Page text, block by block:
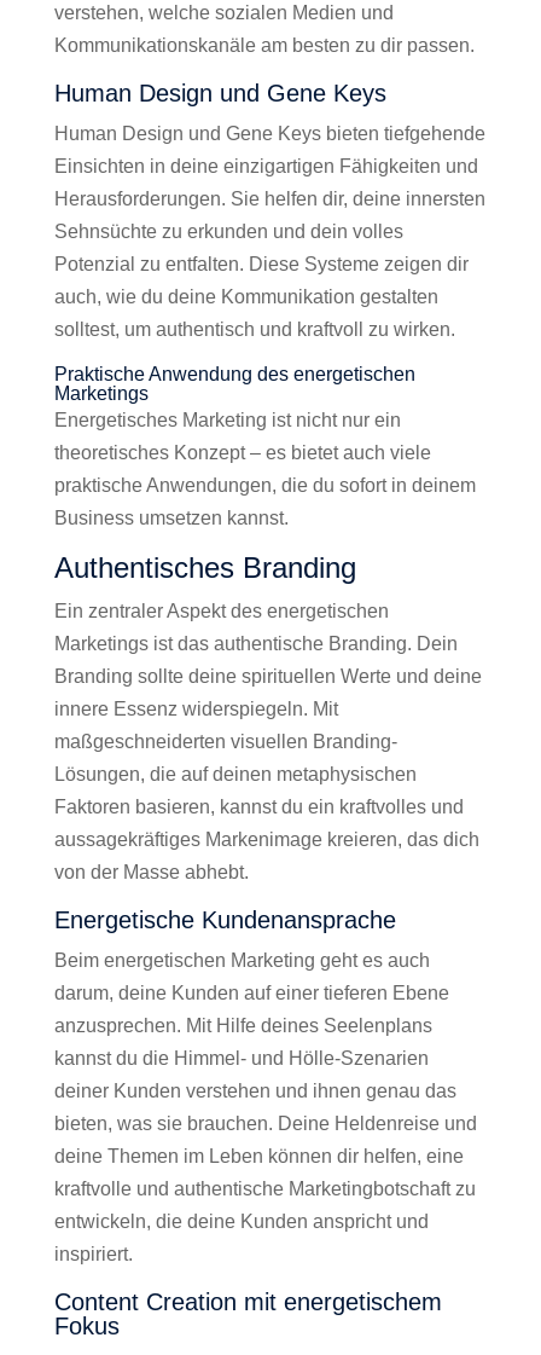
verstehen, welche sozialen Medien und
Kommunikationskanäle am besten zu dir passen.
Human Design und Gene Keys
Human Design und Gene Keys bieten tiefgehende
Einsichten in deine einzigartigen Fähigkeiten und
Herausforderungen. Sie helfen dir, deine innersten
Sehnsüchte zu erkunden und dein volles
Potenzial zu entfalten. Diese Systeme zeigen dir
auch, wie du deine Kommunikation gestalten
solltest, um authentisch und kraftvoll zu wirken.
Praktische Anwendung des energetischen
Marketings
Energetisches Marketing ist nicht nur ein
theoretisches Konzept – es bietet auch viele
praktische Anwendungen, die du sofort in deinem
Business umsetzen kannst.
Authentisches Branding
Ein zentraler Aspekt des energetischen
Marketings ist das authentische Branding. Dein
Branding sollte deine spirituellen Werte und deine
innere Essenz widerspiegeln. Mit
maßgeschneiderten visuellen Branding-
Lösungen, die auf deinen metaphysischen
Faktoren basieren, kannst du ein kraftvolles und
aussagekräftiges Markenimage kreieren, das dich
von der Masse abhebt.
Energetische Kundenansprache
Beim energetischen Marketing geht es auch
darum, deine Kunden auf einer tieferen Ebene
anzusprechen. Mit Hilfe deines Seelenplans
kannst du die Himmel- und Hölle-Szenarien
deiner Kunden verstehen und ihnen genau das
bieten, was sie brauchen. Deine Heldenreise und
deine Themen im Leben können dir helfen, eine
kraftvolle und authentische Marketingbotschaft zu
entwickeln, die deine Kunden anspricht und
inspiriert.
Content Creation mit energetischem
Fokus